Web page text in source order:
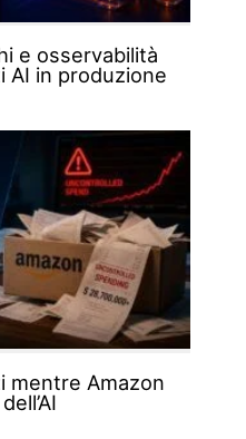
e osservabilità
AI in produzione
mentre Amazon